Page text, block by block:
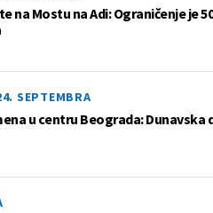
na Mostu na Adi: Ograničenje je
SEPTEMBRA
u centru Beograda: